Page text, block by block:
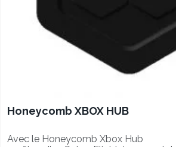
Honeycomb XBOX HUB
Avec le Honeycomb Xbox Hub